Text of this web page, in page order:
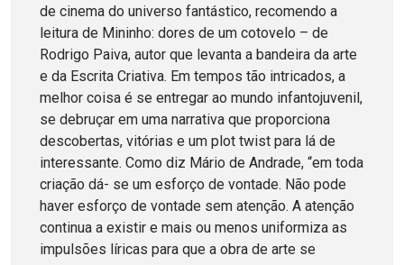
de cinema do universo fantástico, recomendo a
leitura de Mininho: dores de um cotovelo – de
Rodrigo Paiva, autor que levanta a bandeira da arte
e da Escrita Criativa. Em tempos tão intricados, a
melhor coisa é se entregar ao mundo infantojuvenil,
se debruçar em uma narrativa que proporciona
descobertas, vitórias e um plot twist para lá de
interessante. Como diz Mário de Andrade, “em toda
criação dá- se um esforço de vontade. Não pode
haver esforço de vontade sem atenção. A atenção
continua a existir e mais ou menos uniformiza as
impulsões líricas para que a obra de arte se